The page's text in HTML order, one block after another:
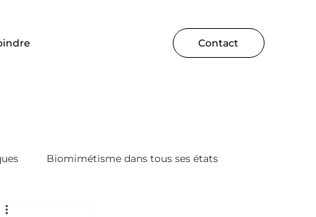
Contact
Biomimétisme dans tous ses états